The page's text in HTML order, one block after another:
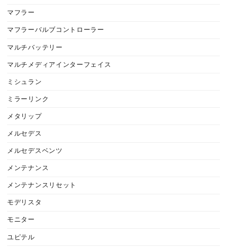
マフラー
マフラーバルブコントローラー
マルチバッテリー
マルチメディアインターフェイス
ミシュラン
ミラーリンク
メタリップ
メルセデス
メルセデスベンツ
メンテナンス
メンテナンスリセット
モデリスタ
モニター
ユピテル